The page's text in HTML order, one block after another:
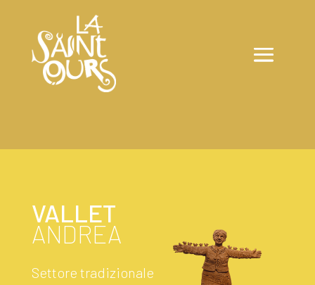
VALLET
ANDREA
Settore tradizionale